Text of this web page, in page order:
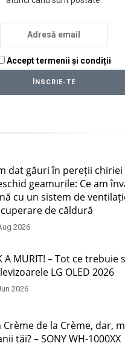
Accept termenii și condiții
dat găuri în pereții chiriei
geamurile: Ce am
cu un sistem de
de căldură
2026
A MURIT! – Tot ce trebuie
LG OLED 2026
2026
Crème de la Crème, dar,
tăi? – SONY WH-1000XX